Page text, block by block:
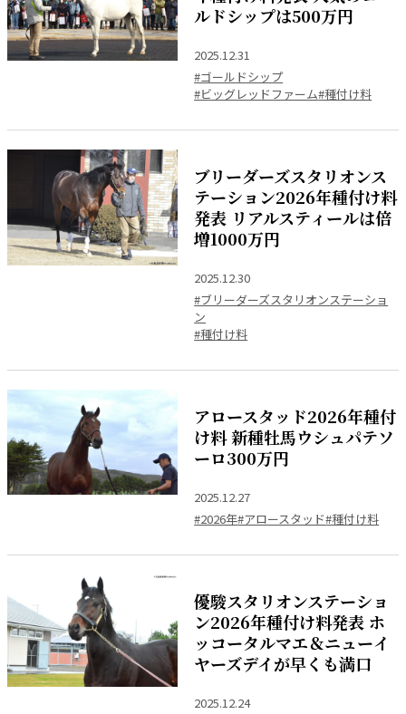
ルドシップは500万円
2025.12.31
#ゴールドシップ
#ビッグレッドファーム#種付け料
ブリーダーズスタリオンス
テーション2026年種付け料
発表 リアルスティールは倍
増1000万円
2025.12.30
#ブリーダーズスタリオンステーショ
ン
#種付け料
アロースタッド2026年種付
け料 新種牡馬ウシュパテソ
ーロ300万円
2025.12.27
#2026年#アロースタッド#種付け料
優駿スタリオンステーショ
ン2026年種付け料発表 ホ
ッコータルマエ＆ニューイ
ヤーズデイが早くも満口
2025.12.24